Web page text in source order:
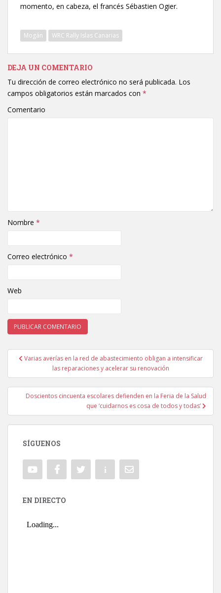
momento, en cabeza, el francés Sébastien Ogier.
Mogán WRC Rally Islas Canarias
DEJA UN COMENTARIO
Tu dirección de correo electrónico no será publicada. Los
campos obligatorios están marcados con *
Comentario
Nombre *
Correo electrónico *
Web
Navegación de entradas
Varias averías en la red de abastecimiento obligan a intensificar
las reparaciones y acelerar su renovación
Doscientos cincuenta escolares defienden en la Feria de la Salud
que ‘cuidarnos es cosa de todos y todas’
SÍGUENOS
EN DIRECTO